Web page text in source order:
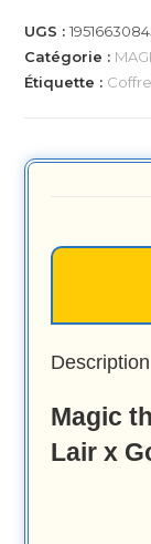
UGS :
Catégorie :
Étiquette :
Description
Magic
Lair x